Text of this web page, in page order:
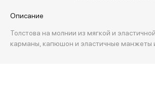
обратный звонок
Описание
Толстова на молнии из мягкой и
карманы, капюшон и эластичные манжеты